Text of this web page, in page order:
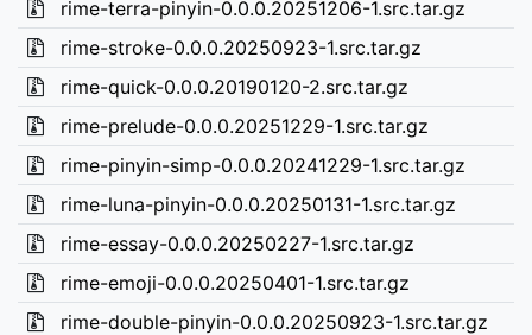
rime-terra-pinyin-0.0.0.20251206-1.src.tar.gz
rime-stroke-0.0.0.20250923-1.src.tar.gz
rime-quick-0.0.0.20190120-2.src.tar.gz
rime-prelude-0.0.0.20251229-1.src.tar.gz
rime-pinyin-simp-0.0.0.20241229-1.src.tar.gz
rime-luna-pinyin-0.0.0.20250131-1.src.tar.gz
rime-essay-0.0.0.20250227-1.src.tar.gz
rime-emoji-0.0.0.20250401-1.src.tar.gz
rime-double-pinyin-0.0.0.20250923-1.src.tar.gz